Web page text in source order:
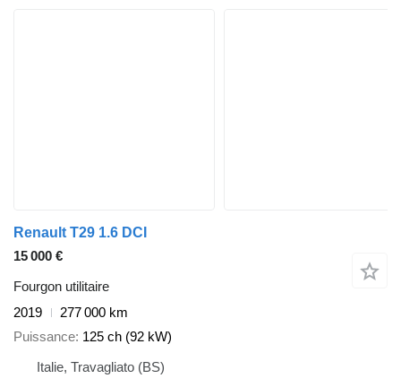
Renault T29 1.6 DCI
15 000 €
Fourgon utilitaire
2019
277 000 km
Puissance 125 ch (92 kW)
Italie, Travagliato (BS)